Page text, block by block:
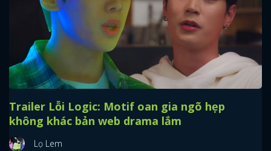
Trailer Lỗi Logic: Motif oan gia ngõ hẹp
không khác bản web drama lắm
Lọ Lem